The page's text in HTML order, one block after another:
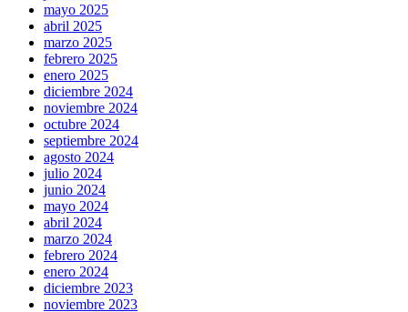
mayo 2025
abril 2025
marzo 2025
febrero 2025
enero 2025
diciembre 2024
noviembre 2024
octubre 2024
septiembre 2024
agosto 2024
julio 2024
junio 2024
mayo 2024
abril 2024
marzo 2024
febrero 2024
enero 2024
diciembre 2023
noviembre 2023